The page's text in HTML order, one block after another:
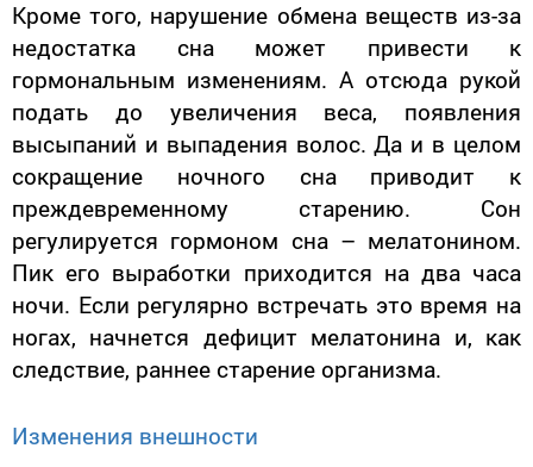
Кроме того, нарушение обмена веществ из-за
недостатка сна может привести к
гормональным изменениям. А отсюда рукой
подать до увеличения веса, появления
высыпаний и выпадения волос. Да и в целом
сокращение ночного сна приводит к
преждевременному старению. Сон
регулируется гормоном сна – мелатонином.
Пик его выработки приходится на два часа
ночи. Если регулярно встречать это время на
ногах, начнется дефицит мелатонина и, как
следствие, раннее старение организма.
Изменения внешности